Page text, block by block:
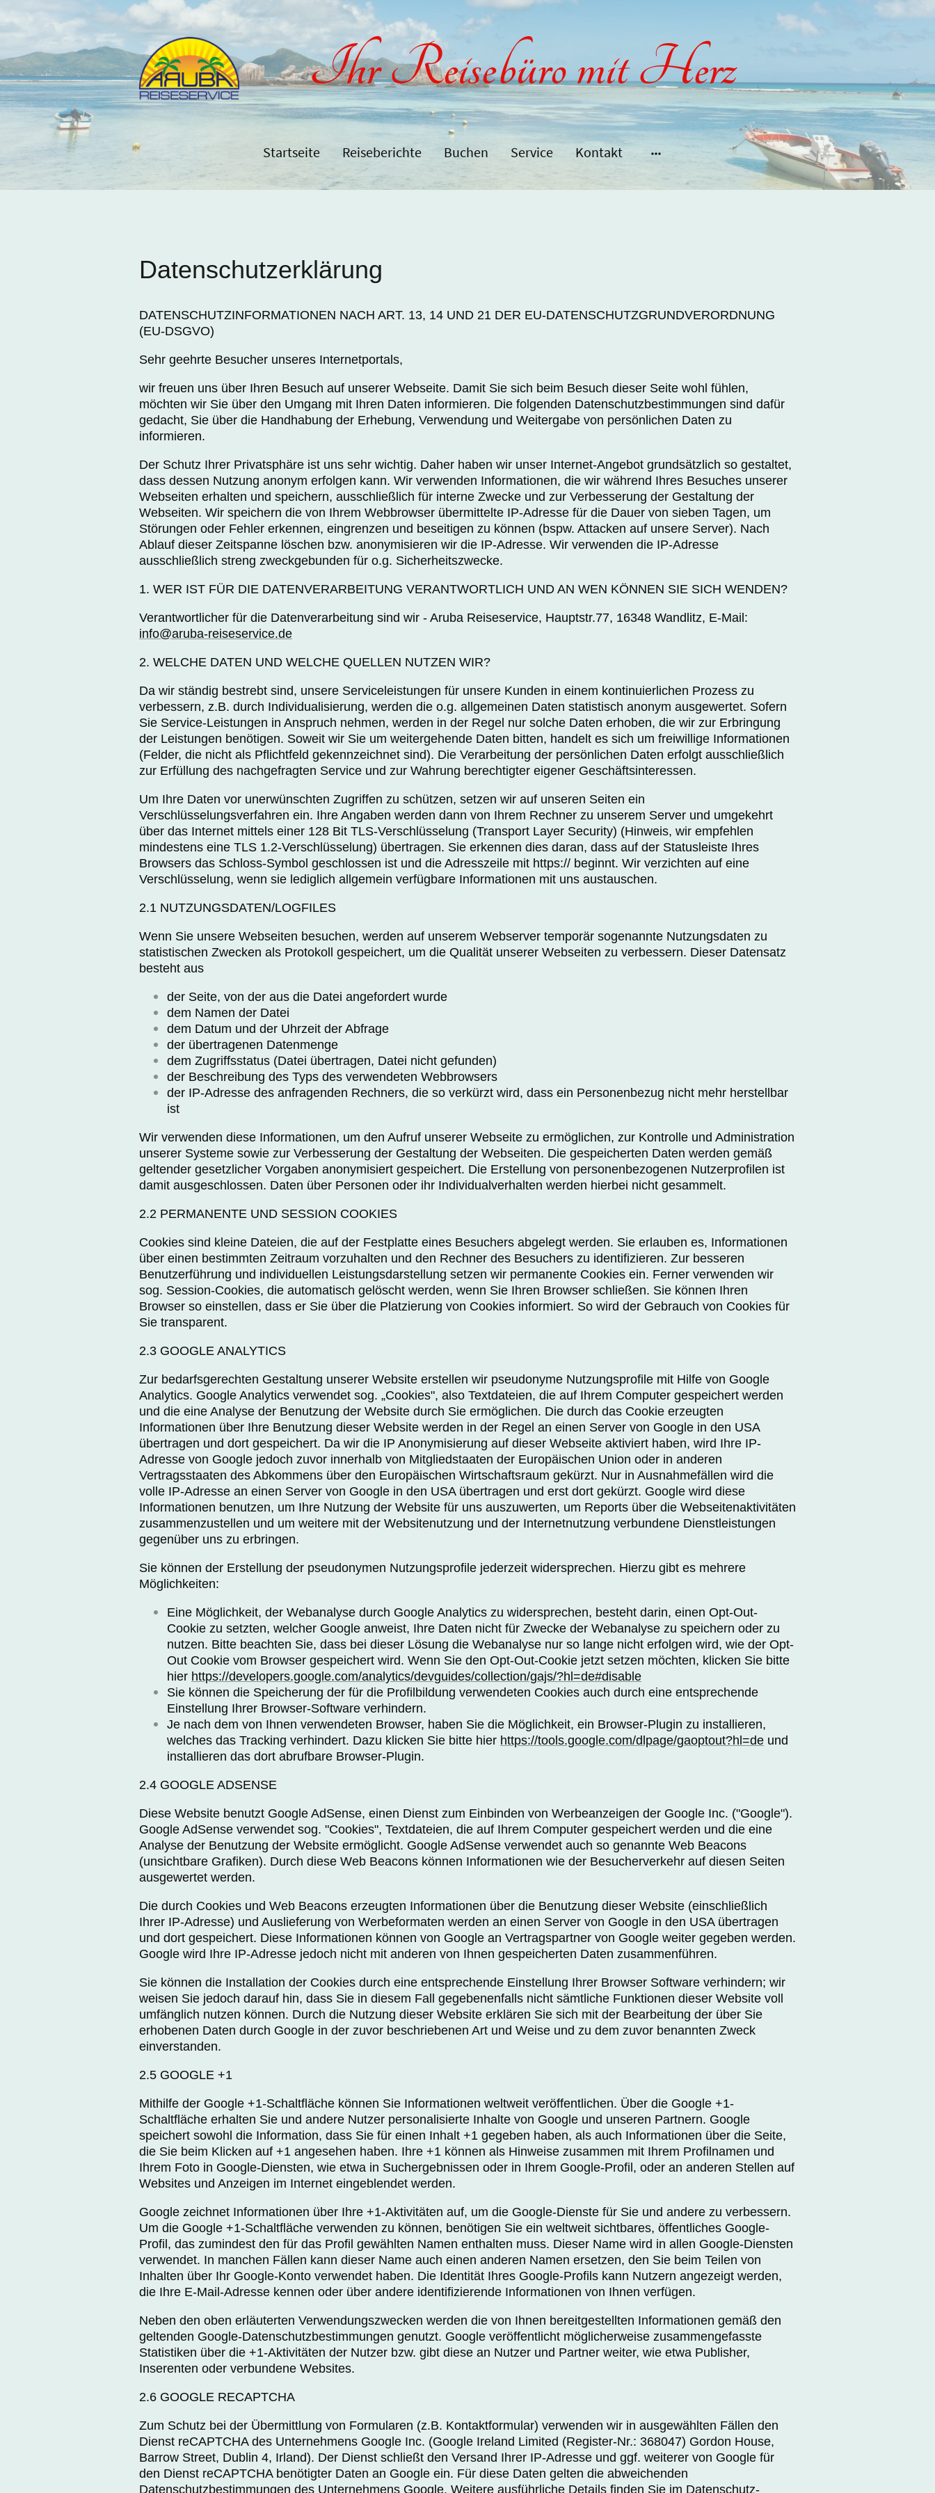
Ihr Reisebüro mit Herz
Startseite Reiseberichte Buchen Service Kontakt
Datenschutzerklärung
DATENSCHUTZINFORMATIONEN NACH ART. 13, 14 UND 21 DER EU-DATENSCHUTZGRUNDVERORDNUNG
(EU-DSGVO)
Sehr geehrte Besucher unseres Internetportals,
wir freuen uns über Ihren Besuch auf unserer Webseite. Damit Sie sich beim Besuch dieser Seite wohl fühlen,
möchten wir Sie über den Umgang mit Ihren Daten informieren. Die folgenden Datenschutzbestimmungen sind dafür
gedacht, Sie über die Handhabung der Erhebung, Verwendung und Weitergabe von persönlichen Daten zu
informieren.
Der Schutz Ihrer Privatsphäre ist uns sehr wichtig. Daher haben wir unser Internet-Angebot grundsätzlich so gestaltet,
dass dessen Nutzung anonym erfolgen kann. Wir verwenden Informationen, die wir während Ihres Besuches unserer
Webseiten erhalten und speichern, ausschließlich für interne Zwecke und zur Verbesserung der Gestaltung der
Webseiten. Wir speichern die von Ihrem Webbrowser übermittelte IP-Adresse für die Dauer von sieben Tagen, um
Störungen oder Fehler erkennen, eingrenzen und beseitigen zu können (bspw. Attacken auf unsere Server). Nach
Ablauf dieser Zeitspanne löschen bzw. anonymisieren wir die IP-Adresse. Wir verwenden die IP-Adresse
ausschließlich streng zweckgebunden für o.g. Sicherheitszwecke.
1. WER IST FÜR DIE DATENVERARBEITUNG VERANTWORTLICH UND AN WEN KÖNNEN SIE SICH WENDEN?
Verantwortlicher für die Datenverarbeitung sind wir - Aruba Reiseservice, Hauptstr.77, 16348 Wandlitz, E-Mail:
info@aruba-reiseservice.de
2. WELCHE DATEN UND WELCHE QUELLEN NUTZEN WIR?
Da wir ständig bestrebt sind, unsere Serviceleistungen für unsere Kunden in einem kontinuierlichen Prozess zu
verbessern, z.B. durch Individualisierung, werden die o.g. allgemeinen Daten statistisch anonym ausgewertet. Sofern
Sie Service-Leistungen in Anspruch nehmen, werden in der Regel nur solche Daten erhoben, die wir zur Erbringung
der Leistungen benötigen. Soweit wir Sie um weitergehende Daten bitten, handelt es sich um freiwillige Informationen
(Felder, die nicht als Pflichtfeld gekennzeichnet sind). Die Verarbeitung der persönlichen Daten erfolgt ausschließlich
zur Erfüllung des nachgefragten Service und zur Wahrung berechtigter eigener Geschäftsinteressen.
Um Ihre Daten vor unerwünschten Zugriffen zu schützen, setzen wir auf unseren Seiten ein
Verschlüsselungsverfahren ein. Ihre Angaben werden dann von Ihrem Rechner zu unserem Server und umgekehrt
über das Internet mittels einer 128 Bit TLS-Verschlüsselung (Transport Layer Security) (Hinweis, wir empfehlen
mindestens eine TLS 1.2-Verschlüsselung) übertragen. Sie erkennen dies daran, dass auf der Statusleiste Ihres
Browsers das Schloss-Symbol geschlossen ist und die Adresszeile mit https:// beginnt. Wir verzichten auf eine
Verschlüsselung, wenn sie lediglich allgemein verfügbare Informationen mit uns austauschen.
2.1 NUTZUNGSDATEN/LOGFILES
Wenn Sie unsere Webseiten besuchen, werden auf unserem Webserver temporär sogenannte Nutzungsdaten zu
statistischen Zwecken als Protokoll gespeichert, um die Qualität unserer Webseiten zu verbessern. Dieser Datensatz
besteht aus
der Seite, von der aus die Datei angefordert wurde
dem Namen der Datei
dem Datum und der Uhrzeit der Abfrage
der übertragenen Datenmenge
dem Zugriffsstatus (Datei übertragen, Datei nicht gefunden)
der Beschreibung des Typs des verwendeten Webbrowsers
der IP-Adresse des anfragenden Rechners, die so verkürzt wird, dass ein Personenbezug nicht mehr herstellbar
ist
Wir verwenden diese Informationen, um den Aufruf unserer Webseite zu ermöglichen, zur Kontrolle und Administration
unserer Systeme sowie zur Verbesserung der Gestaltung der Webseiten. Die gespeicherten Daten werden gemäß
geltender gesetzlicher Vorgaben anonymisiert gespeichert. Die Erstellung von personenbezogenen Nutzerprofilen ist
damit ausgeschlossen. Daten über Personen oder ihr Individualverhalten werden hierbei nicht gesammelt.
2.2 PERMANENTE UND SESSION COOKIES
Cookies sind kleine Dateien, die auf der Festplatte eines Besuchers abgelegt werden. Sie erlauben es, Informationen
über einen bestimmten Zeitraum vorzuhalten und den Rechner des Besuchers zu identifizieren. Zur besseren
Benutzerführung und individuellen Leistungsdarstellung setzen wir permanente Cookies ein. Ferner verwenden wir
sog. Session-Cookies, die automatisch gelöscht werden, wenn Sie Ihren Browser schließen. Sie können Ihren
Browser so einstellen, dass er Sie über die Platzierung von Cookies informiert. So wird der Gebrauch von Cookies für
Sie transparent.
2.3 GOOGLE ANALYTICS
Zur bedarfsgerechten Gestaltung unserer Website erstellen wir pseudonyme Nutzungsprofile mit Hilfe von Google
Analytics. Google Analytics verwendet sog. „Cookies", also Textdateien, die auf Ihrem Computer gespeichert werden
und die eine Analyse der Benutzung der Website durch Sie ermöglichen. Die durch das Cookie erzeugten
Informationen über Ihre Benutzung dieser Website werden in der Regel an einen Server von Google in den USA
übertragen und dort gespeichert. Da wir die IP­ Anonymisierung auf dieser Webseite aktiviert haben, wird Ihre IP-
Adresse von Google jedoch zuvor innerhalb von Mitgliedstaaten der Europäischen Union oder in anderen
Vertragsstaaten des Abkommens über den Europäischen Wirtschaftsraum gekürzt. Nur in Ausnahmefällen wird die
volle IP-Adresse an einen Server von Google in den USA übertragen und erst dort gekürzt. Google wird diese
Informationen benutzen, um Ihre Nutzung der Website für uns auszuwerten, um Reports über die Webseitenaktivitäten
zusammenzustellen und um weitere mit der Websitenutzung und der Internetnutzung verbundene Dienstleistungen
gegenüber uns zu erbringen.
Sie können der Erstellung der pseudonymen Nutzungsprofile jederzeit widersprechen. Hierzu gibt es mehrere
Möglichkeiten:
Eine Möglichkeit, der Webanalyse durch Google Analytics zu widersprechen, besteht darin, einen Opt-Out-
Cookie zu setzten, welcher Google anweist, Ihre Daten nicht für Zwecke der Webanalyse zu speichern oder zu
nutzen. Bitte beachten Sie, dass bei dieser Lösung die Webanalyse nur so lange nicht erfolgen wird, wie der Opt-
Out­ Cookie vom Browser gespeichert wird. Wenn Sie den Opt-Out-Cookie jetzt setzen möchten, klicken Sie bitte
hier https://developers.google.com/analytics/devguides/collection/gajs/?hl=de#disable
Sie können die Speicherung der für die Profilbildung verwendeten Cookies auch durch eine entsprechende
Einstellung Ihrer Browser-Software verhindern.
Je nach dem von Ihnen verwendeten Browser, haben Sie die Möglichkeit, ein Browser-Plugin zu installieren,
welches das Tracking verhindert. Dazu klicken Sie bitte hier https://tools.google.com/dlpage/gaoptout?hl=de und
installieren das dort abrufbare Browser-Plugin.
2.4 GOOGLE ADSENSE
Diese Website benutzt Google AdSense, einen Dienst zum Einbinden von Werbeanzeigen der Google Inc. ("Google").
Google AdSense verwendet sog. "Cookies", Textdateien, die auf Ihrem Computer gespeichert werden und die eine
Analyse der Benutzung der Website ermöglicht. Google AdSense verwendet auch so genannte Web Beacons
(unsichtbare Grafiken). Durch diese Web Beacons können Informationen wie der Besucherverkehr auf diesen Seiten
ausgewertet werden.
Die durch Cookies und Web Beacons erzeugten Informationen über die Benutzung dieser Website (einschließlich
Ihrer IP-Adresse) und Auslieferung von Werbeformaten werden an einen Server von Google in den USA übertragen
und dort gespeichert. Diese Informationen können von Google an Vertragspartner von Google weiter gegeben werden.
Google wird Ihre IP-Adresse jedoch nicht mit anderen von Ihnen gespeicherten Daten zusammenführen.
Sie können die Installation der Cookies durch eine entsprechende Einstellung Ihrer Browser Software verhindern; wir
weisen Sie jedoch darauf hin, dass Sie in diesem Fall gegebenenfalls nicht sämtliche Funktionen dieser Website voll
umfänglich nutzen können. Durch die Nutzung dieser Website erklären Sie sich mit der Bearbeitung der über Sie
erhobenen Daten durch Google in der zuvor beschriebenen Art und Weise und zu dem zuvor benannten Zweck
einverstanden.
2.5 GOOGLE +1
Mithilfe der Google +1-Schaltfläche können Sie Informationen weltweit veröffentlichen. Über die Google +1-
Schaltfläche erhalten Sie und andere Nutzer personalisierte Inhalte von Google und unseren Partnern. Google
speichert sowohl die Information, dass Sie für einen Inhalt +1 gegeben haben, als auch Informationen über die Seite,
die Sie beim Klicken auf +1 angesehen haben. Ihre +1 können als Hinweise zusammen mit Ihrem Profilnamen und
Ihrem Foto in Google-Diensten, wie etwa in Suchergebnissen oder in Ihrem Google-Profil, oder an anderen Stellen auf
Websites und Anzeigen im Internet eingeblendet werden.
Google zeichnet Informationen über Ihre +1-Aktivitäten auf, um die Google-Dienste für Sie und andere zu verbessern.
Um die Google +1-Schaltfläche verwenden zu können, benötigen Sie ein weltweit sichtbares, öffentliches Google-
Profil, das zumindest den für das Profil gewählten Namen enthalten muss. Dieser Name wird in allen Google-Diensten
verwendet. In manchen Fällen kann dieser Name auch einen anderen Namen ersetzen, den Sie beim Teilen von
Inhalten über Ihr Google-Konto verwendet haben. Die Identität Ihres Google-Profils kann Nutzern angezeigt werden,
die Ihre E-Mail-Adresse kennen oder über andere identifizierende Informationen von Ihnen verfügen.
Neben den oben erläuterten Verwendungszwecken werden die von Ihnen bereitgestellten Informationen gemäß den
geltenden Google-Datenschutzbestimmungen genutzt. Google veröffentlicht möglicherweise zusammengefasste
Statistiken über die +1-Aktivitäten der Nutzer bzw. gibt diese an Nutzer und Partner weiter, wie etwa Publisher,
Inserenten oder verbundene Websites.
2.6 GOOGLE RECAPTCHA
Zum Schutz bei der Übermittlung von Formularen (z.B. Kontaktformular) verwenden wir in ausgewählten Fällen den
Dienst reCAPTCHA des Unternehmens Google Inc. (Google Ireland Limited (Register-Nr.: 368047) Gordon House,
Barrow Street, Dublin 4, Irland). Der Dienst schließt den Versand Ihrer IP-Adresse und ggf. weiterer von Google für
den Dienst reCAPTCHA benötigter Daten an Google ein. Für diese Daten gelten die abweichenden
Datenschutzbestimmungen des Unternehmens Google. Weitere ausführliche Details finden Sie im Datenschutz-